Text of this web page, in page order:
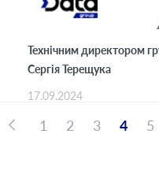
Технічним директором
Сергія Терещука
17.09.2024
1 2 3 4 5